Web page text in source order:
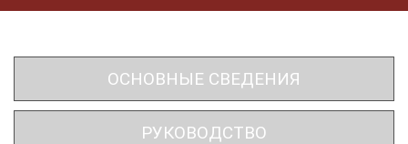
ОСНОВНЫЕ СВЕДЕНИЯ
РУКОВОДСТВО